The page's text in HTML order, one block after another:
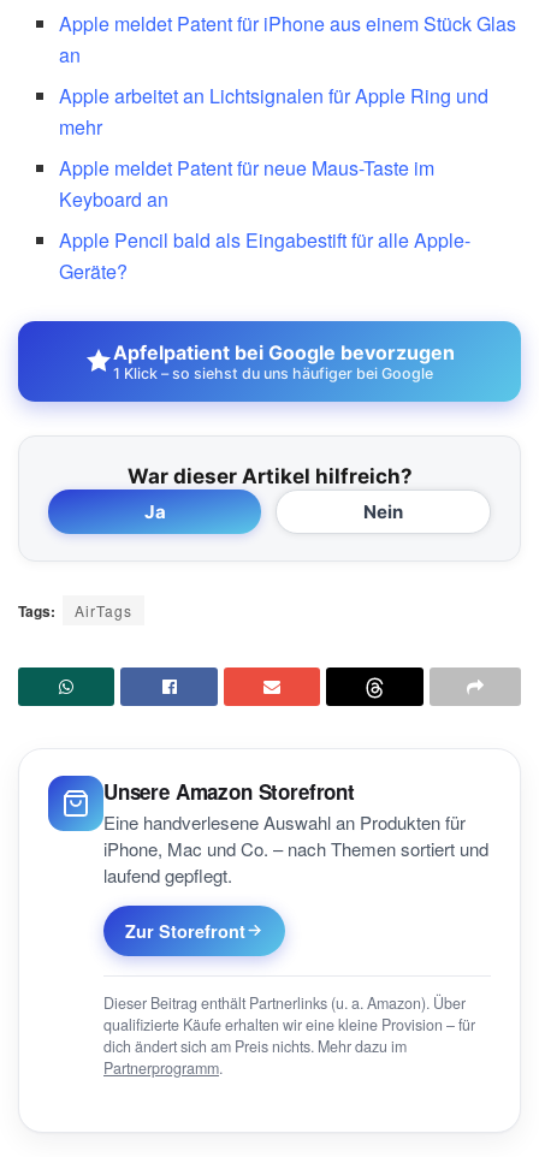
Apple meldet Patent für iPhone aus einem Stück Glas
an
Apple arbeitet an Lichtsignalen für Apple Ring und
mehr
Apple meldet Patent für neue Maus-Taste im
Keyboard an
Apple Pencil bald als Eingabestift für alle Apple-
Geräte?
Apfelpatient bei Google bevorzugen
1 Klick – so siehst du uns häufiger bei Google
War dieser Artikel hilfreich?
Ja Nein
Tags: AirTags
Unsere Amazon Storefront
Eine handverlesene Auswahl an Produkten für
iPhone, Mac und Co. – nach Themen sortiert und
laufend gepflegt.
Zur Storefront
Dieser Beitrag enthält Partnerlinks (u. a. Amazon). Über
qualifizierte Käufe erhalten wir eine kleine Provision – für
dich ändert sich am Preis nichts. Mehr dazu im
Partnerprogramm.